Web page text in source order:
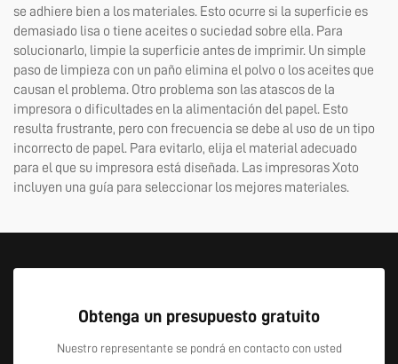
se adhiere bien a los materiales. Esto ocurre si la superficie es
demasiado lisa o tiene aceites o suciedad sobre ella. Para
solucionarlo, limpie la superficie antes de imprimir. Un simple
paso de limpieza con un paño elimina el polvo o los aceites que
causan el problema. Otro problema son las atascos de la
impresora o dificultades en la alimentación del papel. Esto
resulta frustrante, pero con frecuencia se debe al uso de un tipo
incorrecto de papel. Para evitarlo, elija el material adecuado
para el que su impresora está diseñada. Las impresoras Xoto
incluyen una guía para seleccionar los mejores materiales.
Obtenga un presupuesto gratuito
Nuestro representante se pondrá en contacto con usted